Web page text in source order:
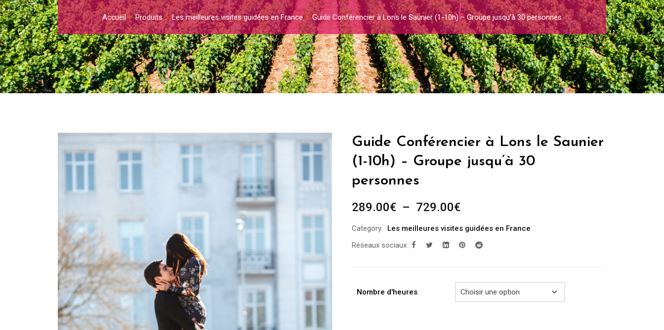
Accueil Produits Les meilleures visites guidées en France Guide Conférencier à Lons le Saunier (1-10h) – Groupe jusqu’à 30 personnes
Guide Conférencier à Lons le Saunier
(1-10h) – Groupe jusqu’à 30
personnes
289.00€ – 729.00€Plage
prix :
289.00€
Category:
Les meilleures visites guidées en France
Réseaux sociaux
Nombre d'heures